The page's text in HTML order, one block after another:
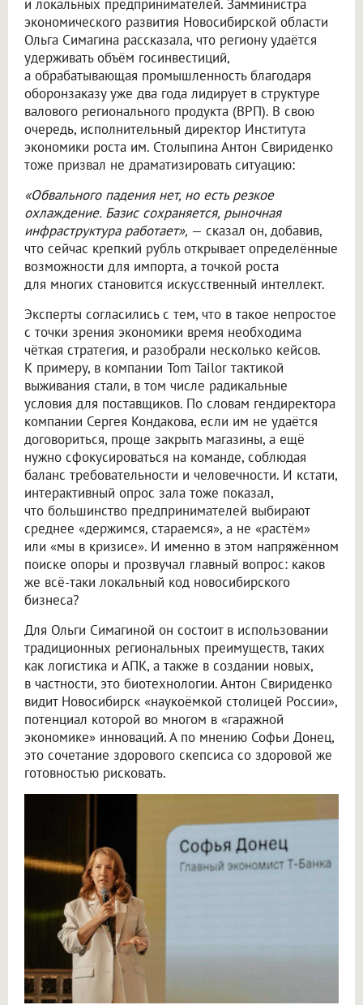
и локальных предпринимателей. Замминистра
экономического развития Новосибирской области
Ольга Симагина рассказала, что региону удаётся
удерживать объём госинвестиций,
а обрабатывающая промышленность благодаря
оборонзаказу уже два года лидирует в структуре
валового регионального продукта (ВРП). В свою
очередь, исполнительный директор Института
экономики роста им. Столыпина Антон Свириденко
тоже призвал не драматизировать ситуацию:
«Обвального падения нет, но есть резкое
охлаждение. Базис сохраняется, рыночная
инфраструктура работает», — сказал он, добавив,
что сейчас крепкий рубль открывает определённые
возможности для импорта, а точкой роста
для многих становится искусственный интеллект.
Эксперты согласились с тем, что в такое непростое
с точки зрения экономики время необходима
чёткая стратегия, и разобрали несколько кейсов.
К примеру, в компании Tom Tailor тактикой
выживания стали, в том числе радикальные
условия для поставщиков. По словам гендиректора
компании Сергея Кондакова, если им не удаётся
договориться, проще закрыть магазины, а ещё
нужно сфокусироваться на команде, соблюдая
баланс требовательности и человечности. И кстати,
интерактивный опрос зала тоже показал,
что большинство предпринимателей выбирают
среднее «держимся, стараемся», а не «растём»
или «мы в кризисе». И именно в этом напряжённом
поиске опоры и прозвучал главный вопрос: каков
же всё-таки локальный код новосибирского
бизнеса?
Для Ольги Симагиной он состоит в использовании
традиционных региональных преимуществ, таких
как логистика и АПК, а также в создании новых,
в частности, это биотехнологии. Антон Свириденко
видит Новосибирск «наукоёмкой столицей России»,
потенциал которой во многом в «гаражной
экономике» инноваций. А по мнению Софьи Донец,
это сочетание здорового скепсиса со здоровой же
готовностью рисковать.